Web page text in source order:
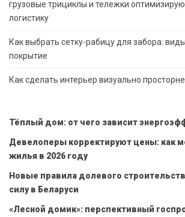
грузовые трициклы и тележки
логистику
Как выбрать сетку-рабицу для забора:
покрытие
Как сделать интерьер визуально
Тёплый дом: от чего зависит
Девелоперы корректируют цены: как
жилья в 2026 году
Новые правила долевого
силу в Беларуси
«Лесной домик»: перспективный